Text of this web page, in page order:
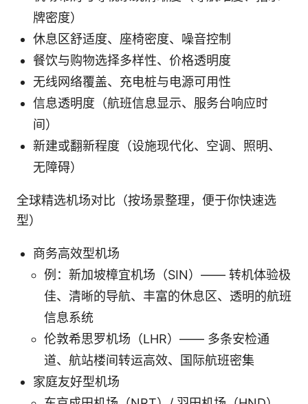
牌密度）
休息区舒适度、座椅密度、噪音控制
餐饮与购物选择多样性、价格透明度
无线网络覆盖、充电桩与电源可用性
信息透明度（航班信息显示、服务台响应时
间）
新建或翻新程度（设施现代化、空调、照明、
无障碍）
全球精选机场对比（按场景整理，便于你快速选
型）
商务高效型机场
例：新加坡樟宜机场（SIN）—— 转机体验极
佳、清晰的导航、丰富的休息区、透明的航班
信息系统
伦敦希思罗机场（LHR）—— 多条安检通
道、航站楼间转运高效、国际航班密集
家庭友好型机场